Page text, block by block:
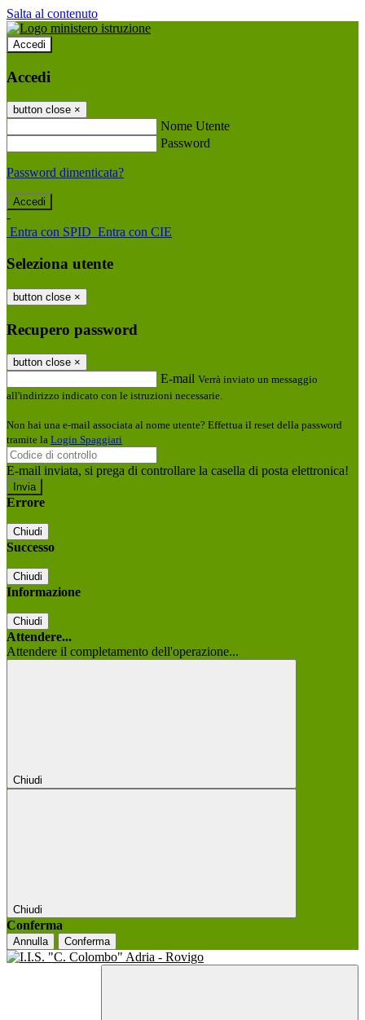
Salta al contenuto
Accedi
Accedi
button close ×
Nome Utente
Password
Password dimenticata?
-
Entra con SPID Entra con CIE
Seleziona utente
button close ×
Recupero password
button close ×
E-mail Verrà inviato un messaggio
all'indirizzo indicato con le istruzioni necessarie.
Non hai una e-mail associata al nome utente? Effettua il reset della password
tramite la Login Spaggiari
E-mail inviata, si prega di controllare la casella di posta elettronica!
Errore
Chiudi
Successo
Chiudi
Informazione
Chiudi
Attendere...
Attendere il completamento dell'operazione...
Chiudi
Chiudi
Conferma
Annulla Conferma